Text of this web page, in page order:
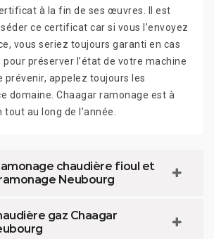
à la fin de ses œuvres. Il est
ce certificat car si vous l’envoyez
vous seriez toujours garanti en cas
pour préserver l’état de votre machine
prévenir, appelez toujours les
domaine. Chaagar ramonage est à
au long de l’année.
chaudière fioul et
Neubourg
gaz Chaagar